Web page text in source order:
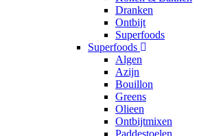
Dranken
Ontbijt
Superfoods
Superfoods
Algen
Azijn
Bouillon
Greens
Olieen
Ontbijtmixen
Paddestoelen